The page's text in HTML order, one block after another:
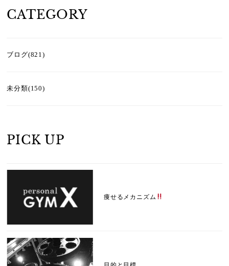
CATEGORY
ブログ(821)
未分類(150)
PICK UP
痩せるメカニズム